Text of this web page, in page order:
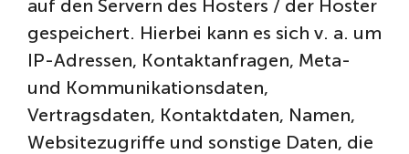
auf den Servern des Hosters / der Hoster
gespeichert. Hierbei kann es sich v. a. um
IP-Adressen, Kontaktanfragen, Meta-
und Kommunikationsdaten,
Vertragsdaten, Kontaktdaten, Namen,
Websitezugriffe und sonstige Daten, die